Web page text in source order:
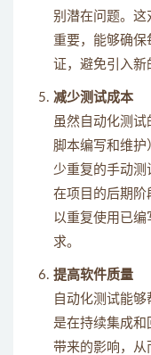
别潜在问题。这
重要，能够确保
证，避免引入新
减少测试成本
虽然自动化测试
脚本编写和维护
少重复的手动
在项目的后期阶
以重复使用已编
求。
提高软件质量
自动化测试能
是在持续集成和
带来的影响，